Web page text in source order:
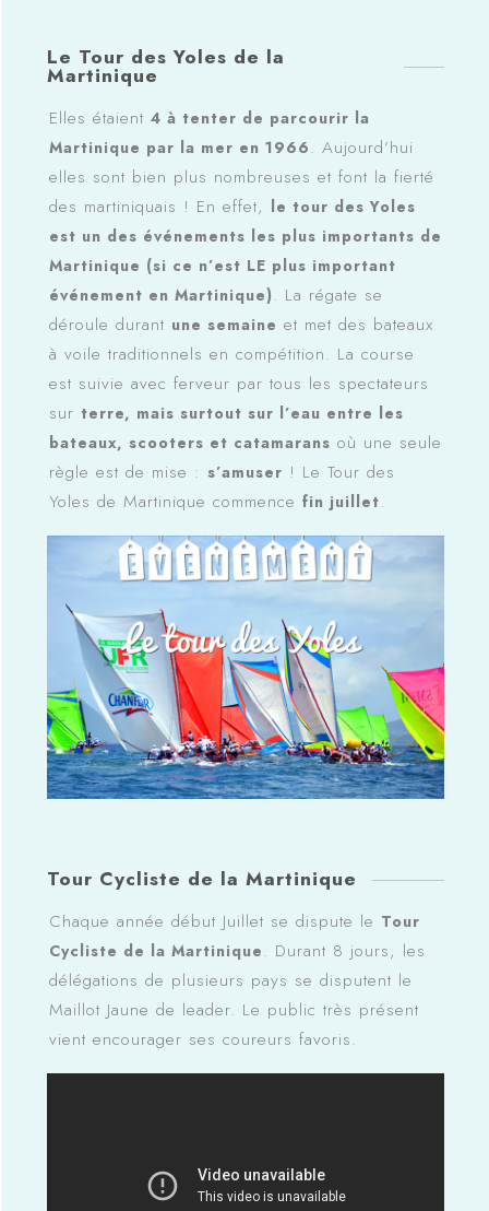
Le Tour des Yoles de la
Martinique
Elles étaient 4 à tenter de parcourir la
Martinique par la mer en 1966 . Aujourd’hui
elles sont bien plus nombreuses et font la fierté
des martiniquais ! En effet, le tour des Yoles
est un des événements les plus importants de
Martinique (si ce n’est LE plus important
événement en Martinique) . La régate se
déroule durant une semaine et met des bateaux
à voile traditionnels en compétition. La course
est suivie avec ferveur par tous les spectateurs
sur terre, mais surtout sur l’eau entre les
bateaux, scooters et catamarans où une seule
règle est de mise : s’amuser ! Le Tour des
Yoles de Martinique commence fin juillet.
Tour Cycliste de la Martinique
Chaque année début Juillet se dispute le Tour
Cycliste de la Martinique . Durant 8 jours, les
délégations de plusieurs pays se disputent le
Maillot Jaune de leader. Le public très présent
vient encourager ses coureurs favoris.